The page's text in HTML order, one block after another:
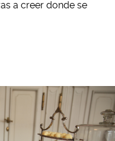
a creer donde se